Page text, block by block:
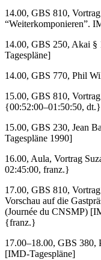
14.00, GBS 810,
“Weiterkomponieren”.
14.00, GBS 250, Akai
Tagespläne]
14.00, GBS 770, Phil
15.00, GBS 810,
{00:52:00–01:50:50, dt.}
15.00, GBS 230, Jean
Tagespläne 1990]
16.00, Aula, Vortrag
02:45:00, franz.}
17.00, GBS 810,
Vorschau auf die
(Journée du CNSMP)
{franz.}
17.00–18.00, GBS 380,
[IMD-Tagespläne]